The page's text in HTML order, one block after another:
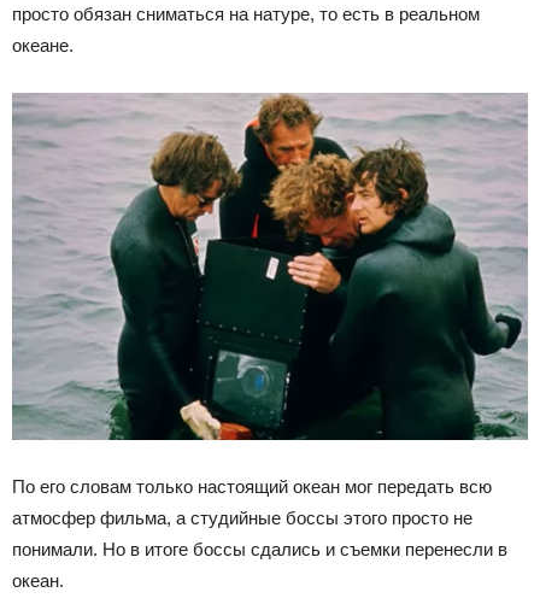
просто обязан сниматься на натуре, то есть в реальном
океане.
По его словам только настоящий океан мог передать всю
атмосфер фильма, а студийные боссы этого просто не
понимали. Но в итоге боссы сдались и съемки перенесли в
океан.